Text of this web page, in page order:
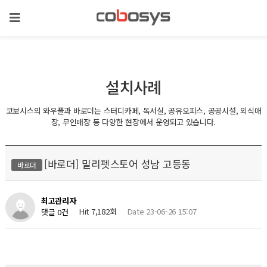
설치사례
코보시스의 와우플과 바로더는 스터디카페, 독서실, 공유오피스, 공공시설, 외식매
장, 무인매장 등 다양한 현장에서 운영되고 있습니다.
바로더 [바로더] 밀리펫스토어 성남 고등동
최고관리자
댓글 0건
Hit 7,182회 Date 23-06-26 15:07